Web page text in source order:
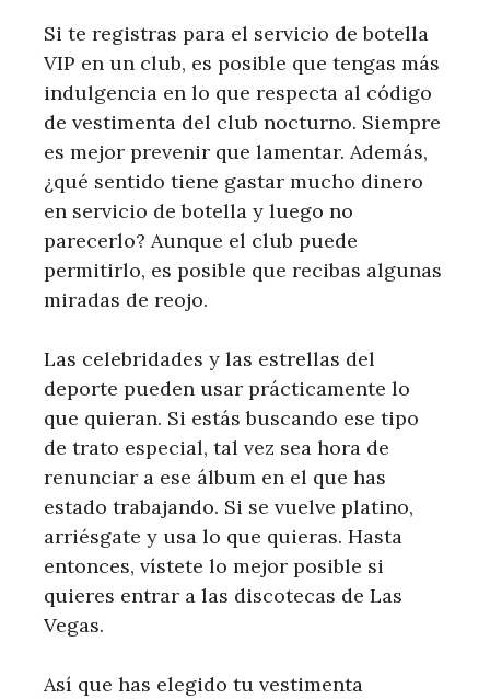
Si te registras para el servicio de botella
VIP en un club, es posible que tengas más
indulgencia en lo que respecta al código
de vestimenta del club nocturno. Siempre
es mejor prevenir que lamentar. Además,
¿qué sentido tiene gastar mucho dinero
en servicio de botella y luego no
parecerlo? Aunque el club puede
permitirlo, es posible que recibas algunas
miradas de reojo.
Las celebridades y las estrellas del
deporte pueden usar prácticamente lo
que quieran. Si estás buscando ese tipo
de trato especial, tal vez sea hora de
renunciar a ese álbum en el que has
estado trabajando. Si se vuelve platino,
arriésgate y usa lo que quieras. Hasta
entonces, vístete lo mejor posible si
quieres entrar a las discotecas de Las
Vegas.
Así que has elegido tu vestimenta